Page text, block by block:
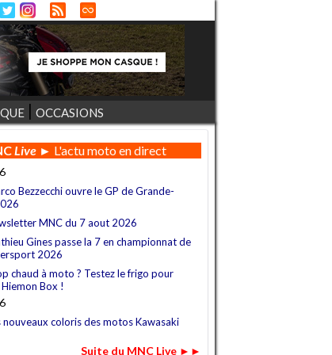
OCCASIONS
Live► L'actu moto en direct
Bezzecchi ouvre le GP de Grande-
MNC du 7 aout 2026
Gines passe la 7 en championnat de
2026
chaud à moto ? Testez le frigo pour
Box !
nouveaux coloris des motos Kawasaki
Suite du MNC Live ►►